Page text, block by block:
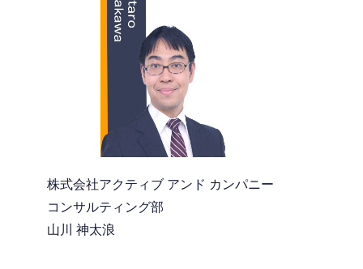
株式会社アクティブ アンド カンパニー
コンサルティング部
山川 神太浪